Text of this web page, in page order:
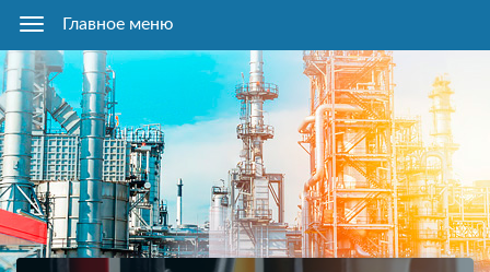
Главное
меню
Главное меню